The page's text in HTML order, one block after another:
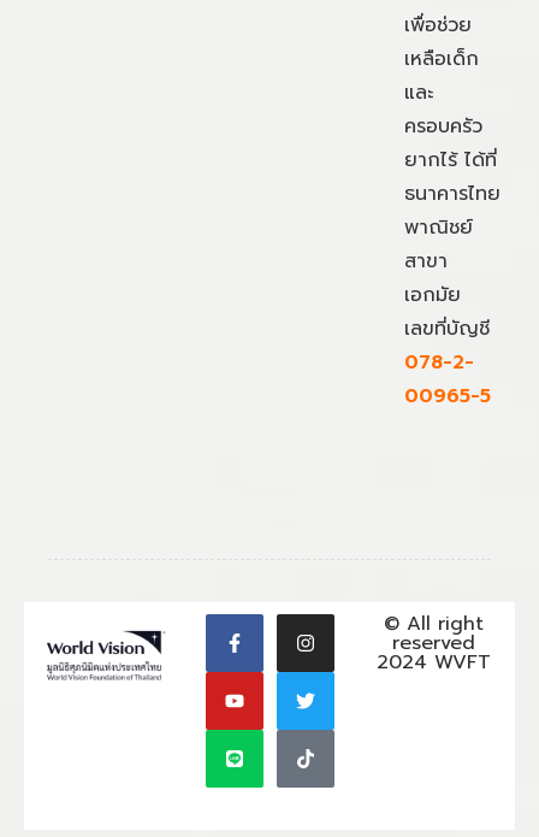
เพื่อช่วย
เหลือเด็ก
และ
ครอบครัว
ยากไร้ ได้ที่
ธนาคารไทย
พาณิชย์
สาขา
เอกมัย
เลขที่บัญชี
078-2-
00965-5
© All right
reserved
2024 WVFT